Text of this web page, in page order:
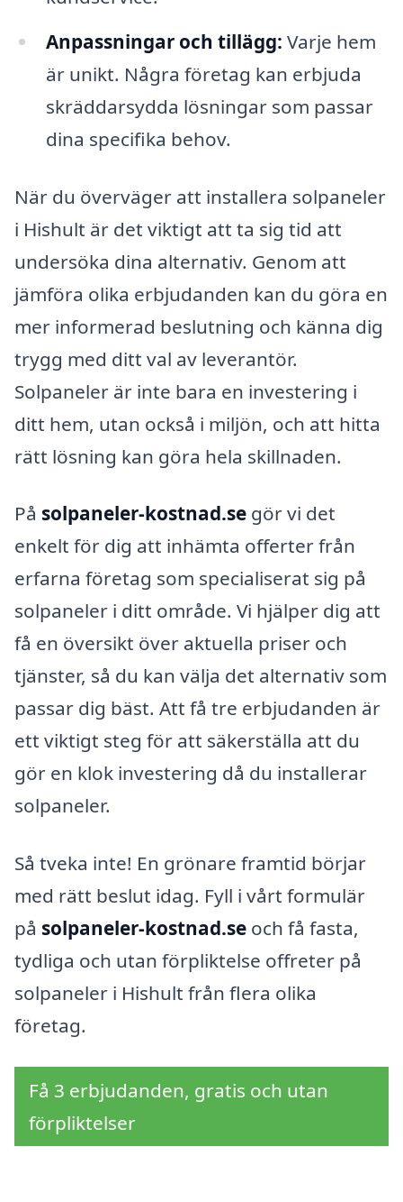
Anpassningar och tillägg: Varje hem
är unikt. Några företag kan erbjuda
skräddarsydda lösningar som passar
dina specifika behov.
När du överväger att installera solpaneler
i Hishult är det viktigt att ta sig tid att
undersöka dina alternativ. Genom att
jämföra olika erbjudanden kan du göra en
mer informerad beslutning och känna dig
trygg med ditt val av leverantör.
Solpaneler är inte bara en investering i
ditt hem, utan också i miljön, och att hitta
rätt lösning kan göra hela skillnaden.
På solpaneler-kostnad.se gör vi det
enkelt för dig att inhämta offerter från
erfarna företag som specialiserat sig på
solpaneler i ditt område. Vi hjälper dig att
få en översikt över aktuella priser och
tjänster, så du kan välja det alternativ som
passar dig bäst. Att få tre erbjudanden är
ett viktigt steg för att säkerställa att du
gör en klok investering då du installerar
solpaneler.
Så tveka inte! En grönare framtid börjar
med rätt beslut idag. Fyll i vårt formulär
på solpaneler-kostnad.se och få fasta,
tydliga och utan förpliktelse offreter på
solpaneler i Hishult från flera olika
företag.
Få 3 erbjudanden, gratis och utan
förpliktelser